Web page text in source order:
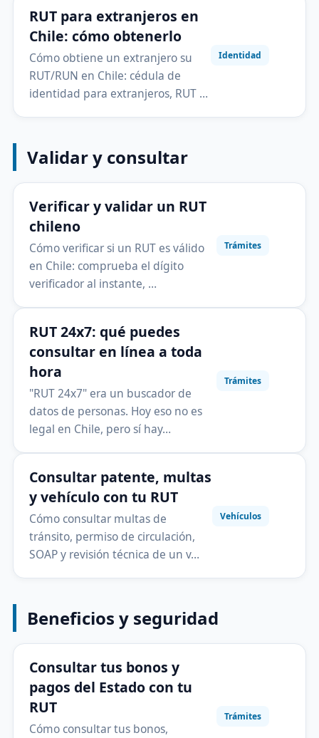
RUT para extranjeros en
Chile: cómo obtenerlo
Cómo obtiene un extranjero su
RUT/RUN en Chile: cédula de
identidad para extranjeros, RUT …
Identidad
Validar y consultar
Verificar y validar un RUT
chileno
Cómo verificar si un RUT es válido
en Chile: comprueba el dígito
verificador al instante, …
Trámites
RUT 24x7: qué puedes
consultar en línea a toda
hora
"RUT 24x7" era un buscador de
datos de personas. Hoy eso no es
legal en Chile, pero sí hay…
Trámites
Consultar patente, multas
y vehículo con tu RUT
Cómo consultar multas de
tránsito, permiso de circulación,
SOAP y revisión técnica de un v…
Vehículos
Beneficios y seguridad
Consultar tus bonos y
pagos del Estado con tu
RUT
Cómo consultar tus bonos,
Trámites